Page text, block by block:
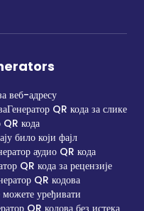
веб-адресу
Генератор QR кода за слике
QR кода
било који фајл
аудио QR кода
QR кода за рецензије
QR кодова
можете уређивати
QR кодова без истека